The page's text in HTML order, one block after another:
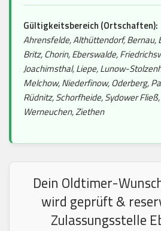
Gültigkeitsbereich (Ortschaften):
Ahrensfelde, Althüttendorf, Bernau,
Britz, Chorin, Eberswalde,
Joachimsthal, Liepe, Lunow-
Melchow, Niederfinow, Oderberg,
Rüdnitz, Schorfheide, Sydower
Werneuchen, Ziethen
Dein Oldtimer-
wird geprüft &
Zulassungsstelle